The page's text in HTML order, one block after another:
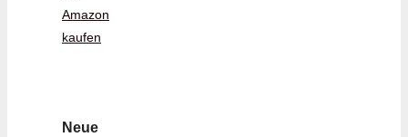
Amazon
kaufen
Neue